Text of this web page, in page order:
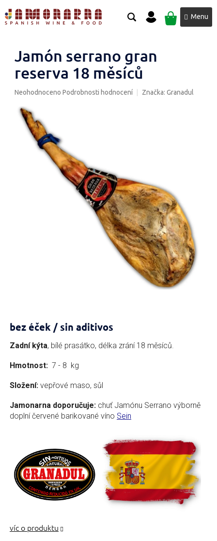
na
obsah
NÁKUPNÍ
KOŠÍK
Jamón serrano gran
reserva 18 měsíců
Průměrné
produktu
hvězdiček.
Neohodnoceno Podrobnosti hodnocení Značka: Granadul
bez éček / sin aditivos
Zadní kýta, bílé prasátko, délka zrání 18 měsíců.
Hmotnost: 7 - 8 kg
Složení: vepřové maso, sůl
Jamonarna doporučuje: chuť Jamónu Serrano výborně
doplní červené barikované víno Sein